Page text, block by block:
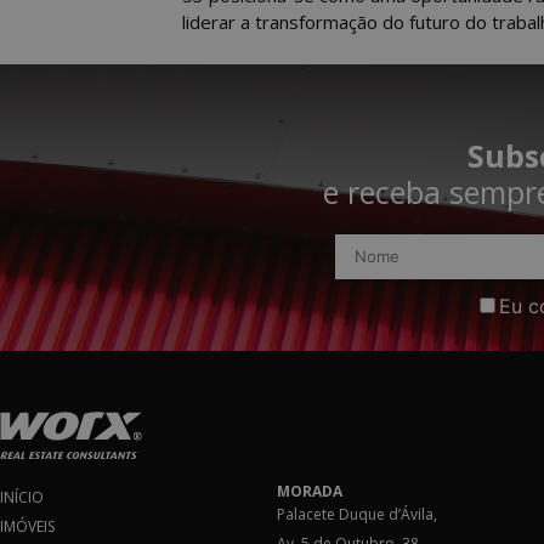
liderar a transformação do futuro do
e receba
Eu
INÍCIO
IMÓVEIS
MORADA
Palacete Duque d’Ávila,